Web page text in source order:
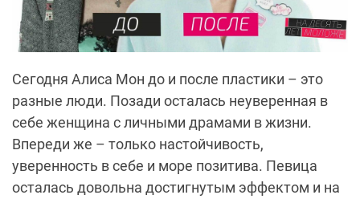
Сегодня Алиса Мон до и после пластики – это
разные люди. Позади осталась неуверенная в
себе женщина с личными драмами в жизни.
Впереди же – только настойчивость,
уверенность в себе и море позитива. Певица
осталась довольна достигнутым эффектом и на